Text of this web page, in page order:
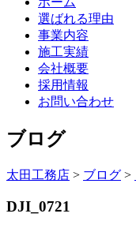
選ばれる理由
事業内容
施工実績
会社概要
採用情報
お問い合わせ
ブログ
太田工務店 > ブログ >
DJI_0721